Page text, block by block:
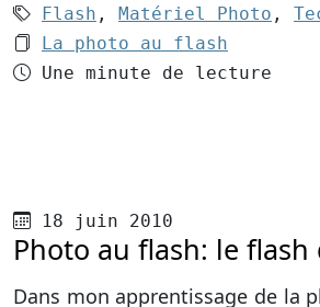
Mots-clés (3):
Flash , Matériel Photo ,
Le dossier 1:
La photo au flash
Temps de lecture
Une minute de lecture
Publié le
18 juin 2010
Photo au flash: le
Dans mon apprentissage de la